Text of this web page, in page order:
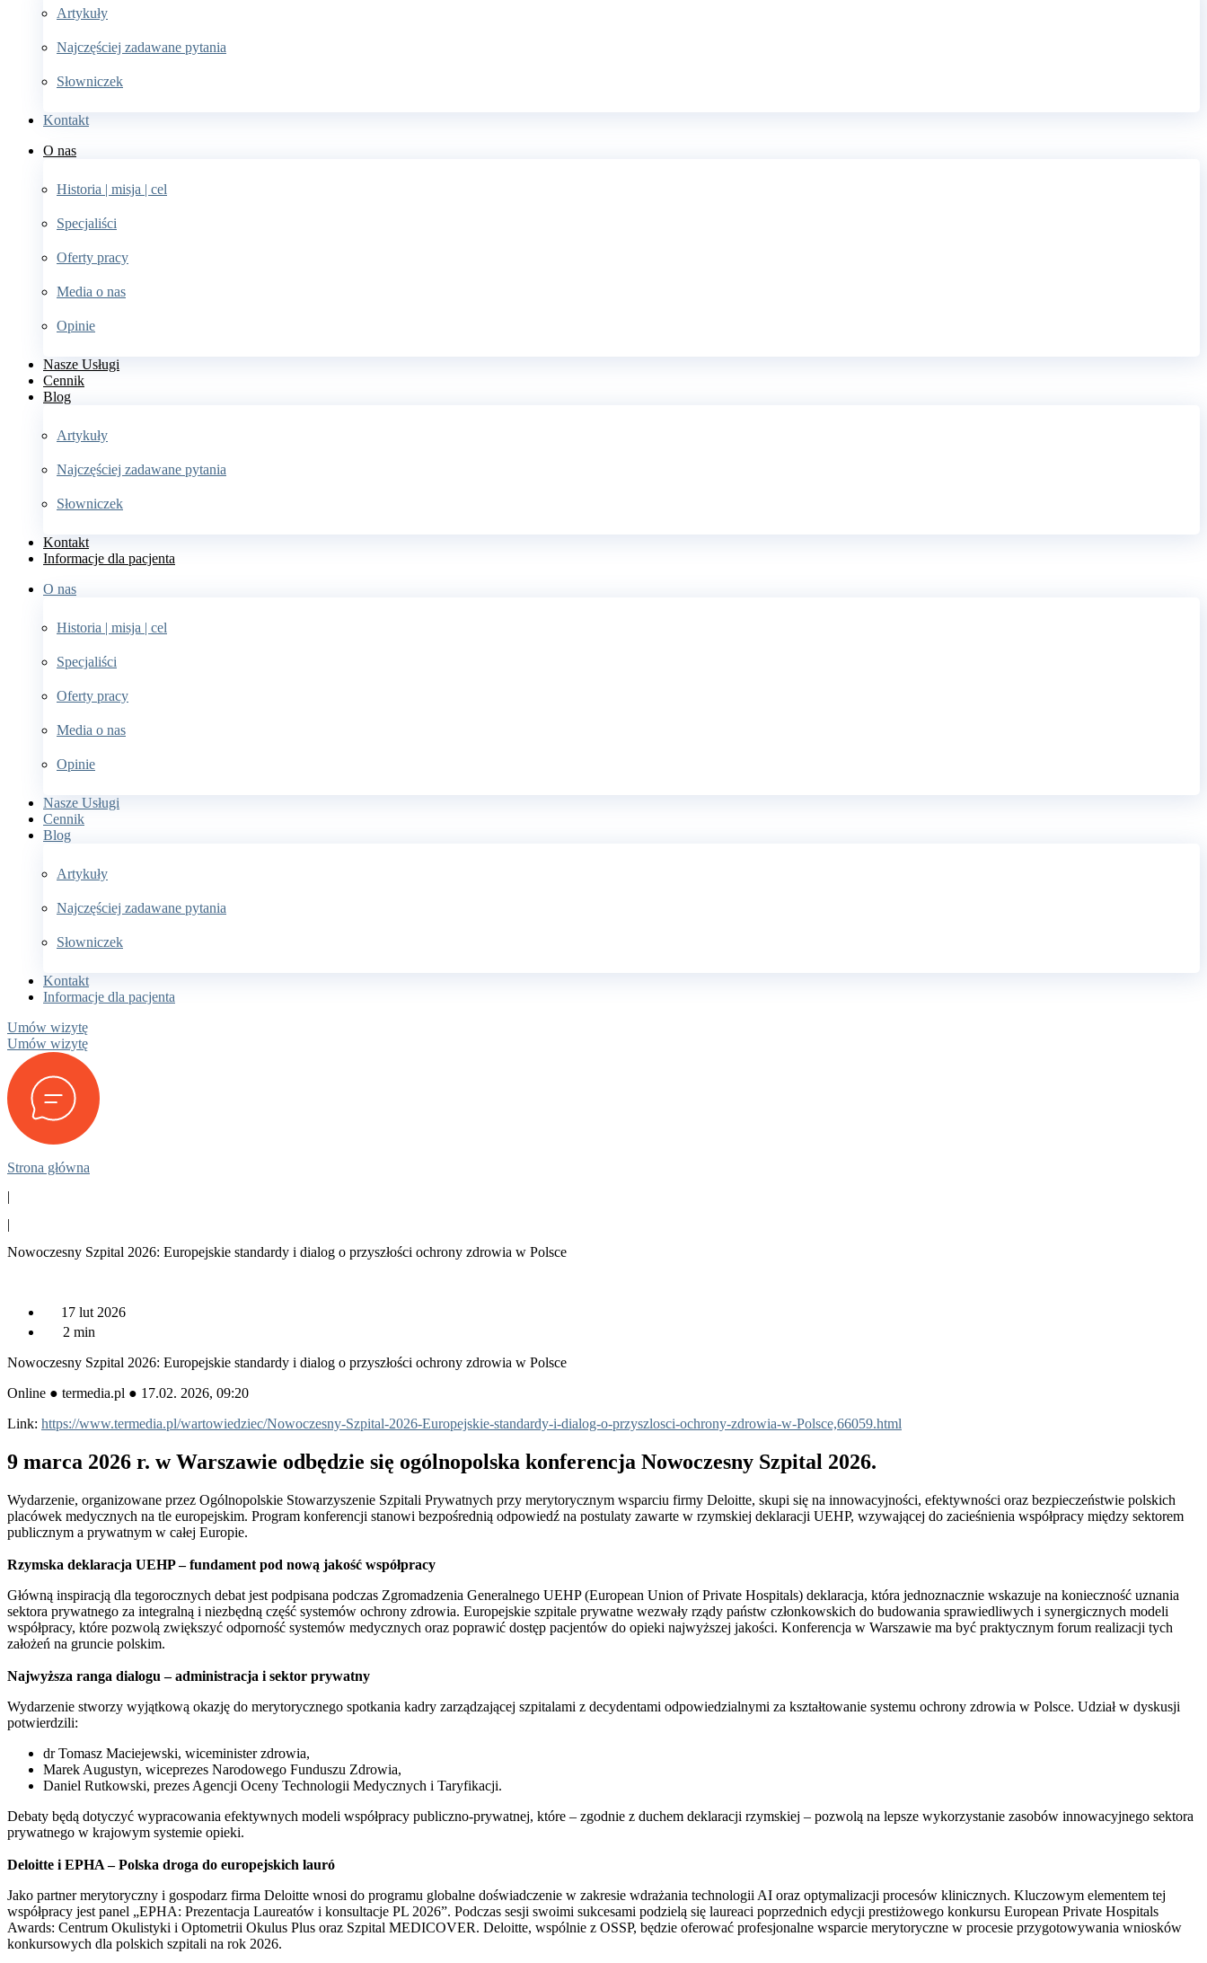
Artykuły
Najczęściej zadawane pytania
Słowniczek
Kontakt
O nas
Historia | misja | cel
Specjaliści
Oferty pracy
Media o nas
Opinie
Nasze Usługi
Cennik
Blog
Artykuły
Najczęściej zadawane pytania
Słowniczek
Kontakt
Informacje dla pacjenta
O nas
Historia | misja | cel
Specjaliści
Oferty pracy
Media o nas
Opinie
Nasze Usługi
Cennik
Blog
Artykuły
Najczęściej zadawane pytania
Słowniczek
Kontakt
Informacje dla pacjenta
Umów wizytę
Umów wizytę
Strona główna
|
|
Nowoczesny Szpital 2026: Europejskie standardy i dialog o przyszłości ochrony zdrowia w Polsce
17 lut 2026
2 min
Nowoczesny Szpital 2026: Europejskie standardy i dialog o przyszłości ochrony zdrowia w Polsce
Online ● termedia.pl ● 17.02. 2026, 09:20
Link: https://www.termedia.pl/wartowiedziec/Nowoczesny-Szpital-2026-Europejskie-standardy-i-dialog-o-przyszlosci-ochrony-zdrowia-w-Polsce,66059.html
9 marca 2026 r. w Warszawie odbędzie się ogólnopolska konferencja Nowoczesny Szpital 2026.
Wydarzenie, organizowane przez Ogólnopolskie Stowarzyszenie Szpitali Prywatnych przy merytorycznym wsparciu firmy Deloitte, skupi się na innowacyjności, efektywności oraz bezpieczeństwie polskich
placówek medycznych na tle europejskim. Program konferencji stanowi bezpośrednią odpowiedź na postulaty zawarte w rzymskiej deklaracji UEHP, wzywającej do zacieśnienia współpracy między sektorem
publicznym a prywatnym w całej Europie.
Rzymska deklaracja UEHP – fundament pod nową jakość współpracy
Główną inspiracją dla tegorocznych debat jest podpisana podczas Zgromadzenia Generalnego UEHP (European Union of Private Hospitals) deklaracja, która jednoznacznie wskazuje na konieczność uznania
sektora prywatnego za integralną i niezbędną część systemów ochrony zdrowia. Europejskie szpitale prywatne wezwały rządy państw członkowskich do budowania sprawiedliwych i synergicznych modeli
współpracy, które pozwolą zwiększyć odporność systemów medycznych oraz poprawić dostęp pacjentów do opieki najwyższej jakości. Konferencja w Warszawie ma być praktycznym forum realizacji tych
założeń na gruncie polskim.
Najwyższa ranga dialogu – administracja i sektor prywatny
Wydarzenie stworzy wyjątkową okazję do merytorycznego spotkania kadry zarządzającej szpitalami z decydentami odpowiedzialnymi za kształtowanie systemu ochrony zdrowia w Polsce. Udział w dyskusji
potwierdzili:
dr Tomasz Maciejewski, wiceminister zdrowia,
Marek Augustyn, wiceprezes Narodowego Funduszu Zdrowia,
Daniel Rutkowski, prezes Agencji Oceny Technologii Medycznych i Taryfikacji.
Debaty będą dotyczyć wypracowania efektywnych modeli współpracy publiczno-prywatnej, które – zgodnie z duchem deklaracji rzymskiej – pozwolą na lepsze wykorzystanie zasobów innowacyjnego sektora
prywatnego w krajowym systemie opieki.
Deloitte i EPHA – Polska droga do europejskich lauró
Jako partner merytoryczny i gospodarz firma Deloitte wnosi do programu globalne doświadczenie w zakresie wdrażania technologii AI oraz optymalizacji procesów klinicznych. Kluczowym elementem tej
współpracy jest panel „EPHA: Prezentacja Laureatów i konsultacje PL 2026”. Podczas sesji swoimi sukcesami podzielą się laureaci poprzednich edycji prestiżowego konkursu European Private Hospitals
Awards: Centrum Okulistyki i Optometrii Okulus Plus oraz Szpital MEDICOVER. Deloitte, wspólnie z OSSP, będzie oferować profesjonalne wsparcie merytoryczne w procesie przygotowywania wniosków
konkursowych dla polskich szpitali na rok 2026.